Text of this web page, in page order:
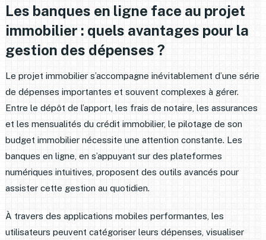
Les banques en ligne face au projet
immobilier : quels avantages pour la
gestion des dépenses ?
Le projet immobilier s’accompagne inévitablement d’une série
de dépenses importantes et souvent complexes à gérer.
Entre le dépôt de l’apport, les frais de notaire, les assurances
et les mensualités du crédit immobilier, le pilotage de son
budget immobilier nécessite une attention constante. Les
banques en ligne, en s’appuyant sur des plateformes
numériques intuitives, proposent des outils avancés pour
assister cette gestion au quotidien.
À travers des applications mobiles performantes, les
utilisateurs peuvent catégoriser leurs dépenses, visualiser